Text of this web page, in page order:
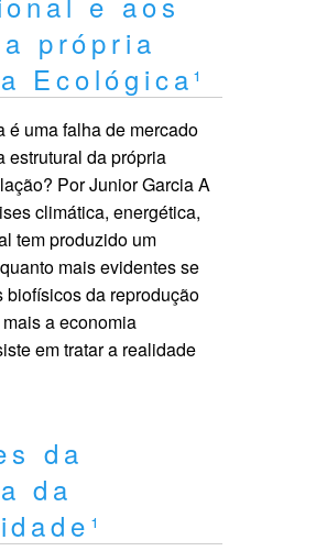
própria
Ecológica¹
é uma falha de mercado
estrutural da própria
Por Junior Garcia A
climática, energética,
tem produzido um
mais evidentes se
biofísicos da reprodução
a economia
em tratar a realidade
da
da